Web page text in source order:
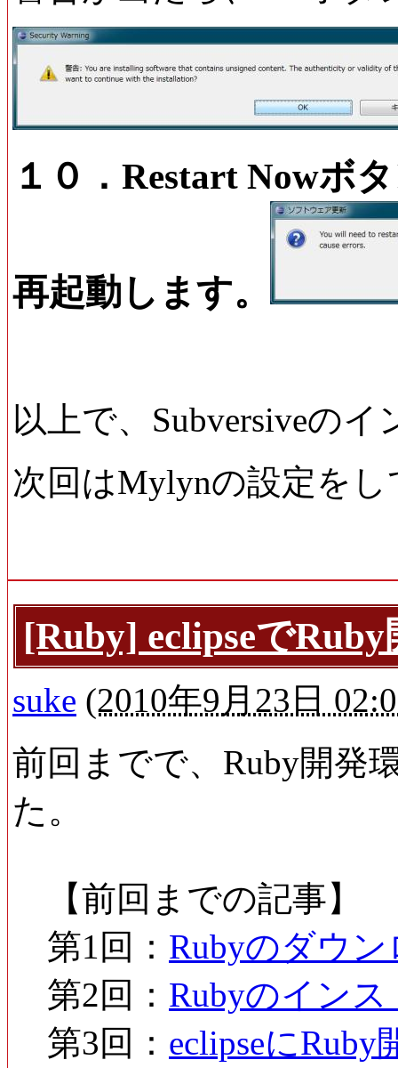
１０．Restart Nowボ
再起動します。
以上で、Subversiveの
次回はMylynの設定を
[Ruby] eclipseで
suke (2010年9月23日
前回までで、Ruby開発
た。
【前回までの記事】
第1回： Rubyのダウ
第2回： Rubyのイン
第3回： eclipseにRuby